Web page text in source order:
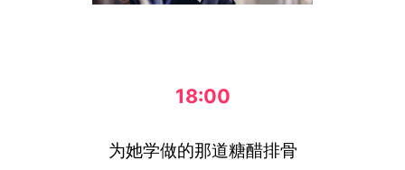
18:00
为她学做的那道糖醋排骨